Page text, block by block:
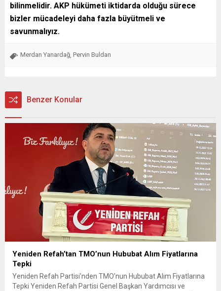
bilinmelidir. AKP hükümeti iktidarda olduğu sürece
bizler mücadeleyi daha fazla büyütmeli ve
savunmalıyız.
Merdan Yanardağ Pervin Buldan
Benzer Konular
Yeniden Refah’tan TMO’nun Hububat Alım Fiyatlarına
Tepki
Yeniden Refah Partisi’nden TMO’nun Hububat Alım Fiyatlarına
Tepki Yeniden Refah Partisi Genel Başkan Yardımcısı ve